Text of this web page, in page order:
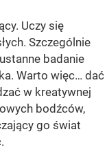
Uczy się
Szczególnie
badanie
Warto więc… dać
w kreatywnej
bodźców,
go świat